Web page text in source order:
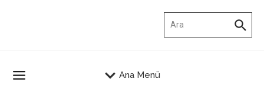
Ana Menü